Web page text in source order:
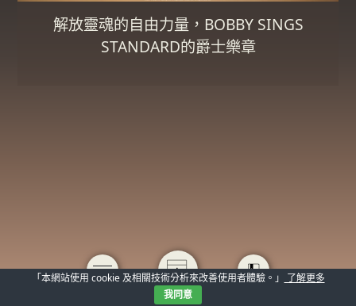
解放靈魂的自由力量，BOBBY SINGS
STANDARD的爵士樂章
「本網站使用 cookie 及相關技術分析來改善使用者體驗。」
了解更多
我同意